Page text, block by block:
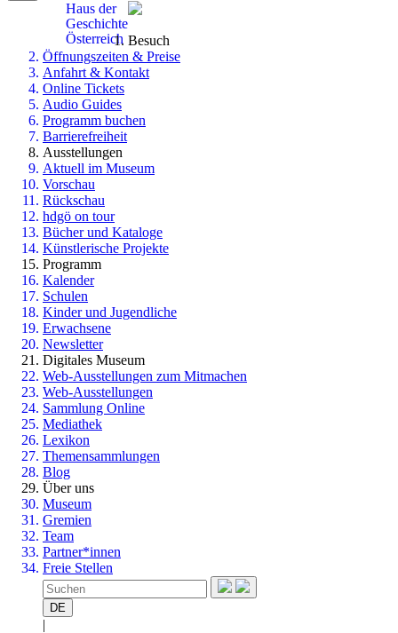
Haus der
Geschichte
Österreich Besuch
Öffnungszeiten & Preise
Anfahrt & Kontakt
Online Tickets
Audio Guides
Programm buchen
Barrierefreiheit
Ausstellungen
Aktuell im Museum
Vorschau
Rückschau
hdgö on tour
Bücher und Kataloge
Künstlerische Projekte
Programm
Kalender
Schulen
Kinder und Jugendliche
Erwachsene
Newsletter
Digitales Museum
Web-Ausstellungen zum Mitmachen
Web-Ausstellungen
Sammlung Online
Mediathek
Lexikon
Themensammlungen
Blog
Über uns
Museum
Gremien
Team
Partner*innen
Freie Stellen
DE
|